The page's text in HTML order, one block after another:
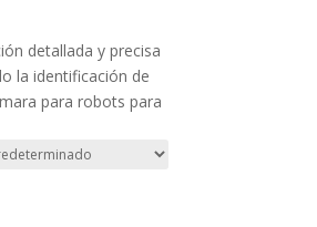
detallada y precisa
la identificación de
para robots para